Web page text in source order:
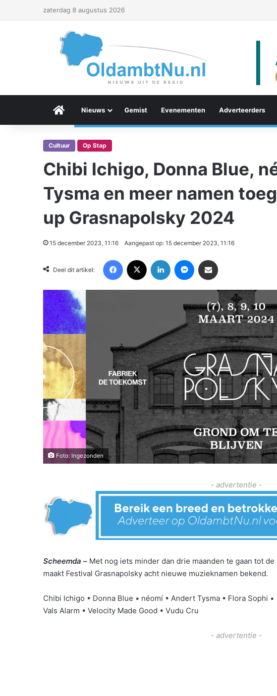
zaterdag 8 augustus 2026
Menu Item
Nieuws Gemist Evenementen Adverteerders
Cultuur Op Stap
Chibi Ichigo, Donna Blue,
Tysma en meer namen
up Grasnapolsky 2024
15 december 2023, 11:16 Aangepast op: 15 december 2023, 11:16
Deel dit artikel:
Foto: Ingezonden
- advertentie -
Scheemda – Met nog iets minder dan drie maanden te gaan tot
maakt Festival Grasnapolsky acht nieuwe muzieknamen bekend.
Chibi Ichigo • Donna Blue • néomí • Andert Tysma • Flora Sophi •
Vals Alarm • Velocity Made Good • Vudu Cru
- advertentie -